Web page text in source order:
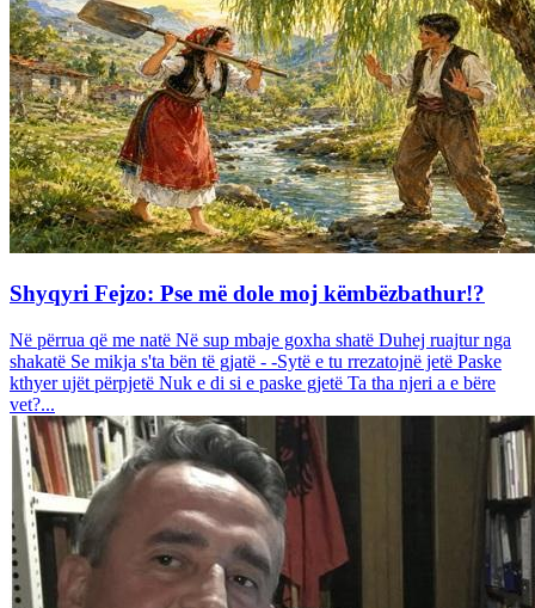
Shyqyri Fejzo: Pse më dole moj këmbëzbathur!?
Në përrua që me natë Në sup mbaje goxha shatë Duhej ruajtur nga
shakatë Se mikja s'ta bën të gjatë - -Sytë e tu rrezatojnë jetë Paske
kthyer ujët përpjetë Nuk e di si e paske gjetë Ta tha njeri a e bëre
vet?...